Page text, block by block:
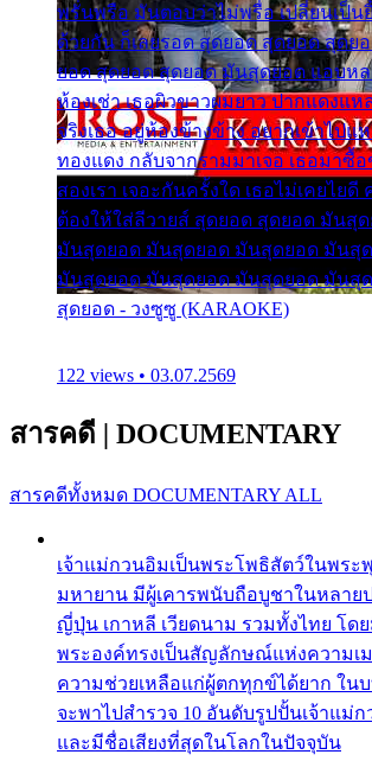
พรั่นพรือ มันตอบว่าไม่พรื่อ เปลี่ยนเป็น
ด้วยกัน ก็เลยรอด สุดยอด สุดยอด สุดย
ยอด สุดยอด สุดยอด มันสุดยอด แอบห
ห้องเช่า เธอผิวขาวผมยาว ปากแดงแห
จริงเธอ อยู่ห้องข้างข้าง อยากเข้าไปแ
ทองแดง กลับจากรามมาเจอ เธอมาซื้
สองเรา เจอะกันครั้งใด เธอไม่เคยไยดี
ต้องให้ใส่ลีวายส์ สุดยอด สุดยอด มันสุ
มันสุดยอด มันสุดยอด มันสุดยอด มันสุ
มันสุดยอด มันสุดยอด มันสุดยอด มันสุ
สุดยอด - วงซูซู (KARAOKE)
122 views • 03.07.2569
สารคดี | DOCUMENTARY
สารคดีทั้งหมด DOCUMENTARY ALL
เจ้าแม่กวนอิมเป็นพระโพธิสัตว์ในพระ
มหายาน มีผู้เคารพนับถือบูชาในหลาย
ญี่ปุ่น เกาหลี เวียดนาม รวมทั้งไทย โด
พระองค์ทรงเป็นสัญลักษณ์แห่งความเ
ความช่วยเหลือแก่ผู้ตกทุกข์ได้ยาก ในบ
จะพาไปสำรวจ 10 อันดับรูปปั้นเจ้าแม่
และมีชื่อเสียงที่สุดในโลกในปัจจุบัน